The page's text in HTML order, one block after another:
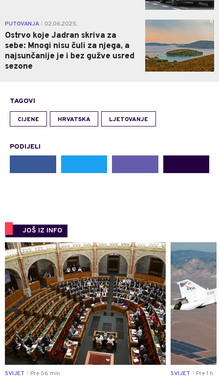
PUTOVANJA 02.06.2025.
Ostrvo koje Jadran skriva za
sebe: Mnogi nisu čuli za njega, a
najsunčanije je i bez gužve usred
sezone
0
TAGOVI
CIJENE HRVATSKA LJETOVANJE
PODIJELI
JOŠ IZ INFO
0
SVIJET Pre 56 min SVIJET Pre 1 h